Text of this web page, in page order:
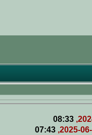
08:33
07:43